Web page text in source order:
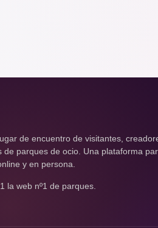
de encuentro de visitantes,
de parques de ocio. Una plataforma
y en persona.
la web nº1 de parques.